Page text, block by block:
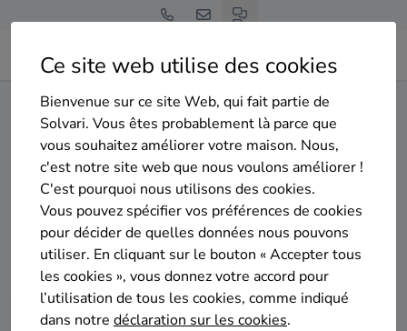
Ce site web utilise des cookies
Bienvenue sur ce site Web, qui fait partie de
Solvari. Vous êtes probablement là parce que
vous souhaitez améliorer votre maison. Nous,
c'est notre site web que nous voulons améliorer !
C'est pourquoi nous utilisons des cookies.
Vous pouvez spécifier vos préférences de cookies
pour décider de quelles données nous pouvons
utiliser. En cliquant sur le bouton « Accepter tous
les cookies », vous donnez votre accord pour
l’utilisation de tous les cookies, comme indiqué
dans notre déclaration sur les cookies.
Home Isolation de la toiture Bruxelles Ixelles
Gratuit et sans engagement
Top 20 des entreprises
d'isolation de la toiture à
Ixelles